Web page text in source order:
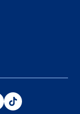
LinkedinTiktok